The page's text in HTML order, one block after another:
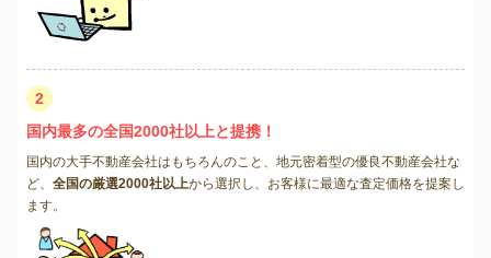
2
国内最多の全国2000社以上と提携！
国内の大手不動産会社はもちろんのこと、地元密着型の優良不動産会社な
ど、 全国の厳選2000社以上から選択し、お客様に最適な査定価格を提案し
ます。